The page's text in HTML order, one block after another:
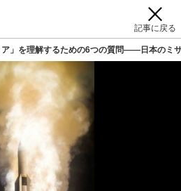
記事に戻る
」を理解するための6つの質問――日本のミ